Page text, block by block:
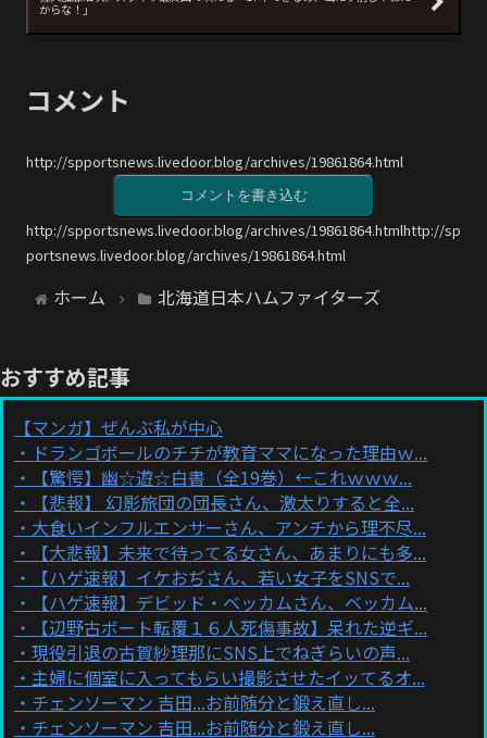
からな！」
コメント
http://spportsnews.livedoor.blog/archives/19861864.html
コメントを書き込む
http://spportsnews.livedoor.blog/archives/19861864.htmlhttp://sp
portsnews.livedoor.blog/archives/19861864.html
ホーム 北海道日本ハムファイターズ
おすすめ記事
【マンガ】ぜんぶ私が中心
ドランゴボールのチチが教育ママになった理由ｗ...
【驚愕】幽☆遊☆白書（全19巻）←これｗｗｗ...
【悲報】 幻影旅団の団長さん、激太りすると全...
大食いインフルエンサーさん、アンチから理不尽...
【大悲報】未来で待ってる女さん、あまりにも多...
【ハゲ速報】イケおぢさん、若い女子をSNSで...
【ハゲ速報】デビッド・ベッカムさん、ベッカム...
【辺野古ボート転覆１６人死傷事故】呆れた逆ギ...
現役引退の古賀紗理那にSNS上でねぎらいの声...
主婦に個室に入ってもらい撮影させたイッてるオ...
チェンソーマン 吉田...お前随分と鍛え直し...
チェンソーマン 吉田...お前随分と鍛え直し...